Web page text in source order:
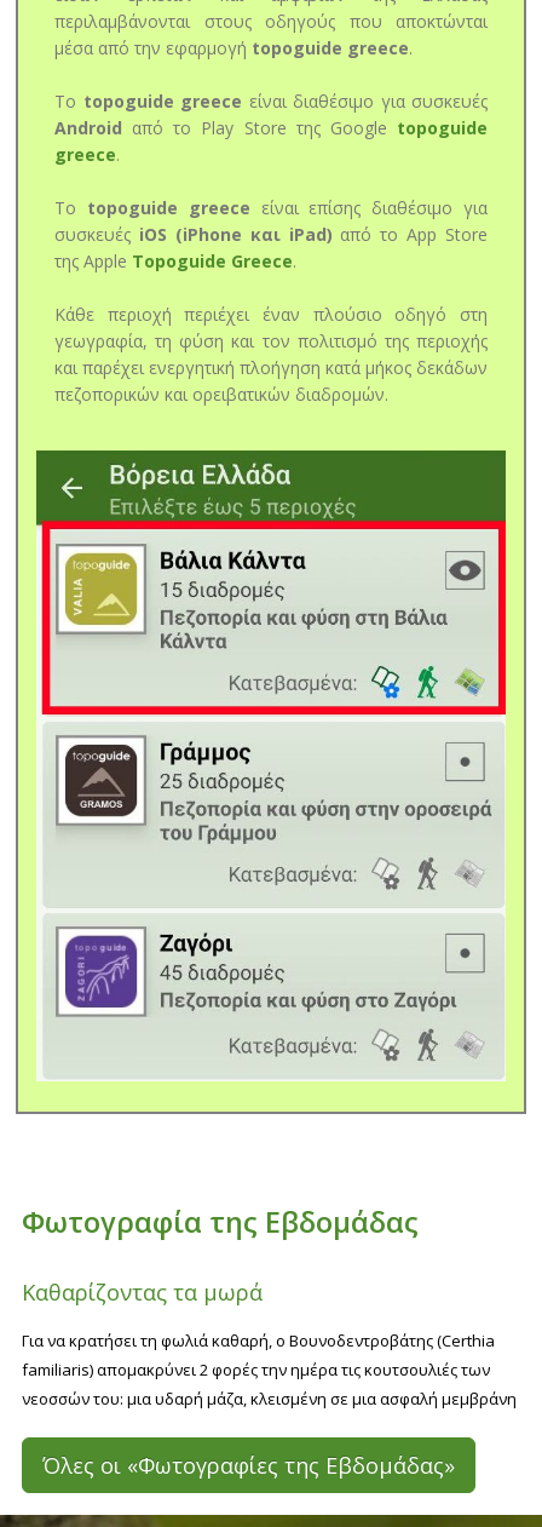
περιλαμβάνονται στους οδηγούς που αποκτώνται
μέσα από την εφαρμογή topoguide greece.
Το topoguide greece είναι διαθέσιμο για συσκευές
Android από το Play Store της Google topoguide
greece.
Το topoguide greece είναι επίσης διαθέσιμο για
συσκευές iOS (iPhone και iPad) από το App Store
της Apple Topoguide Greece.
Κάθε περιοχή περιέχει έναν πλούσιο οδηγό στη
γεωγραφία, τη φύση και τον πολιτισμό της περιοχής
και παρέχει ενεργητική πλοήγηση κατά μήκος δεκάδων
πεζοπορικών και ορειβατικών διαδρομών.
Φωτογραφία της Εβδομάδας
Καθαρίζοντας τα μωρά
Για να κρατήσει τη φωλιά καθαρή, ο Βουνοδεντροβάτης (Certhia
familiaris) απομακρύνει 2 φορές την ημέρα τις κουτσουλιές των
νεοσσών του: μια υδαρή μάζα, κλεισμένη σε μια ασφαλή μεμβράνη
Όλες οι «Φωτογραφίες της Εβδομάδας»